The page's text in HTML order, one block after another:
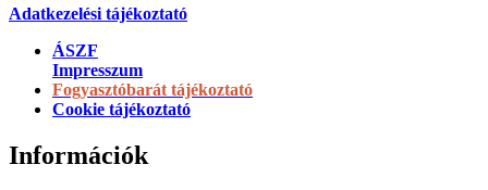
Adatkezelési tájékoztató
ÁSZF
Impresszum
Fogyasztóbarát tájékoztató
Cookie tájékoztató
Információk